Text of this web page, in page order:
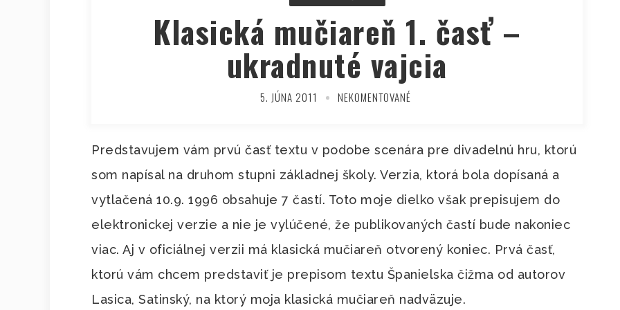
Klasická mučiareň 1. časť –
ukradnuté vajcia
5. JÚNA 2011 NEKOMENTOVANÉ
Predstavujem vám prvú časť textu v podobe scenára pre divadelnú hru, ktorú
som napísal na druhom stupni základnej školy. Verzia, ktorá bola dopísaná a
vytlačená 10.9. 1996 obsahuje 7 častí. Toto moje dielko však prepisujem do
elektronickej verzie a nie je vylúčené, že publikovaných častí bude nakoniec
viac. Aj v oficiálnej verzii má klasická mučiareň otvorený koniec. Prvá časť,
ktorú vám chcem predstaviť je prepisom textu Španielska čižma od autorov
Lasica, Satinský, na ktorý moja klasická mučiareň nadväzuje.